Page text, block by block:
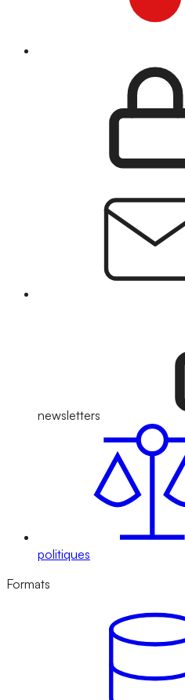
newsletters
politiques
Formats